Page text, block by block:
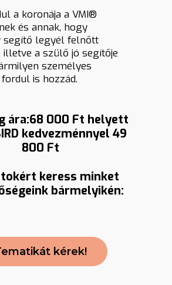
a koronája a VMI®
és annak, hogy
segítő legyél felnőtt
illetve a szülő jó segítője
személyes
is hozzád.
ára:68 000 Ft helyett
kedvezménnyel 49
800 Ft
keress minket
bármelyikén:
kérek!